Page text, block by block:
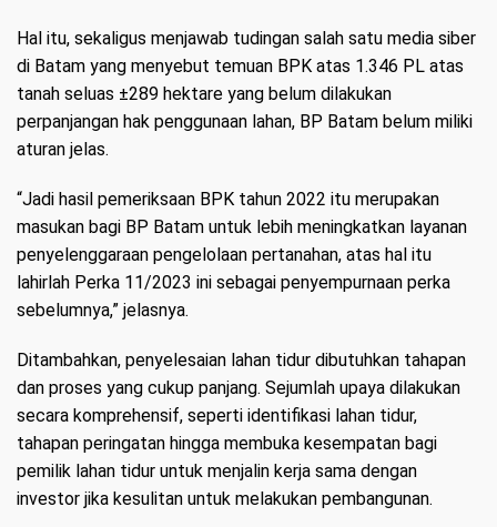
Hal itu, sekaligus menjawab tudingan salah satu media siber
di Batam yang menyebut temuan BPK atas 1.346 PL atas
tanah seluas ±289 hektare yang belum dilakukan
perpanjangan hak penggunaan lahan, BP Batam belum miliki
aturan jelas.
“Jadi hasil pemeriksaan BPK tahun 2022 itu merupakan
masukan bagi BP Batam untuk lebih meningkatkan layanan
penyelenggaraan pengelolaan pertanahan, atas hal itu
lahirlah Perka 11/2023 ini sebagai penyempurnaan perka
sebelumnya,” jelasnya.
Ditambahkan, penyelesaian lahan tidur dibutuhkan tahapan
dan proses yang cukup panjang. Sejumlah upaya dilakukan
secara komprehensif, seperti identifikasi lahan tidur,
tahapan peringatan hingga membuka kesempatan bagi
pemilik lahan tidur untuk menjalin kerja sama dengan
investor jika kesulitan untuk melakukan pembangunan.